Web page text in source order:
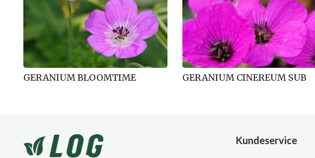
GERANIUM BLOOMTIME GERANIUM CINEREUM SUB
Kundeservice